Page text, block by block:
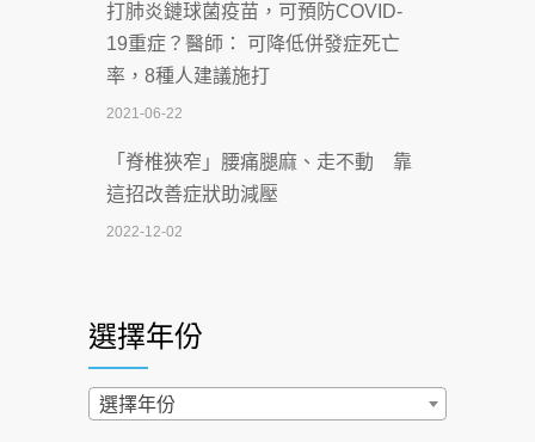
【115年臺北市「防癌保衛戰：健康好禮
一手刮」】 宣導
2026-07-02
2026-07-02
4連霸議員黃秋澤癌逝！食道癌為何奪命
西園醫院55周年 7／10捐血公益活動 邀
民眾熱血響應
2026-06-30
打肺炎鏈球菌疫苗，可預防COVID-
19重症？醫師： 可降低併發症死亡
率，8種人建議施打
2021-06-22
「脊椎狹窄」腰痛腿麻、走不動 靠
這招改善症狀助減壓
2022-12-02
2022-02-17
過量維生素D和鈣恐罹癌? 醫師釋
選擇年份
選擇年份